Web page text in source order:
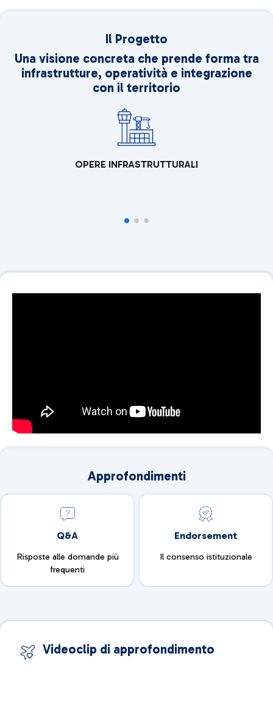
Il Progetto
Una visione concreta che prende forma tra
infrastrutture, operatività e integrazione
con il territorio
OPERE INFRASTRUTTURALI
Approfondimenti
Q&A
Risposte alle domande più
frequenti
Endorsement
Il consenso istituzionale
Videoclip di approfondimento